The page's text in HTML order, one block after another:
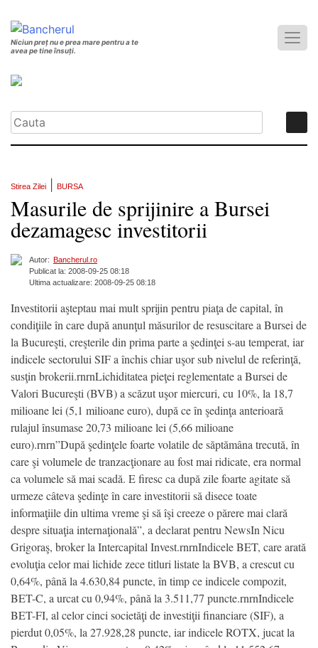
Niciun preț nu e prea mare pentru a te
avea pe tine însuți.
Stirea Zilei BURSA
Masurile de sprijinire a Bursei
dezamagesc investitorii
Autor: Bancherul.ro
Publicat la: 2008-09-25 08:18
Ultima actualizare: 2008-09-25 08:18
Investitorii aşteptau mai mult sprijin pentru piaţa de capital, în
condiţiile în care după anunţul măsurilor de resuscitare a Bursei de
la Bucureşti, creşterile din prima parte a şedinţei s-au temperat, iar
indicele sectorului SIF a închis chiar uşor sub nivelul de referinţă,
susţin brokerii.rnrnLichiditatea pieţei reglementate a Bursei de
Valori Bucureşti (BVB) a scăzut uşor miercuri, cu 10%, la 18,7
milioane lei (5,1 milioane euro), după ce în şedinţa anterioară
rulajul însumase 20,73 milioane lei (5,66 milioane
euro).rnrn”După şedinţele foarte volatile de săptămâna trecută, în
care şi volumele de tranzacţionare au fost mai ridicate, era normal
ca volumele să mai scadă. E firesc ca după zile foarte agitate să
urmeze câteva şedinţe în care investitorii să disece toate
informaţiile din ultima vreme şi să îşi creeze o părere mai clară
despre situaţia internaţională”, a declarat pentru NewsIn Nicu
Grigoraş, broker la Intercapital Invest.rnrnIndicele BET, care arată
evoluţia celor mai lichide zece titluri listate la BVB, a crescut cu
0,64%, până la 4.630,84 puncte, în timp ce indicele compozit,
BET-C, a urcat cu 0,94%, până la 3.511,77 puncte.rnrnIndicele
BET-FI, al celor cinci societăţi de investiţii financiare (SIF), a
pierdut 0,05%, la 27.928,28 puncte, iar indicele ROTX, jucat la